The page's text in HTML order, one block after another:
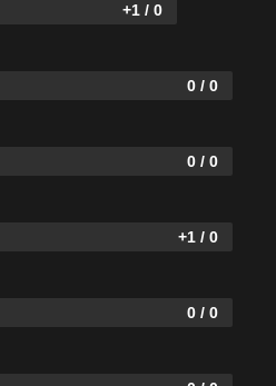
+1 / 0
0 / 0
0 / 0
+1 / 0
0 / 0